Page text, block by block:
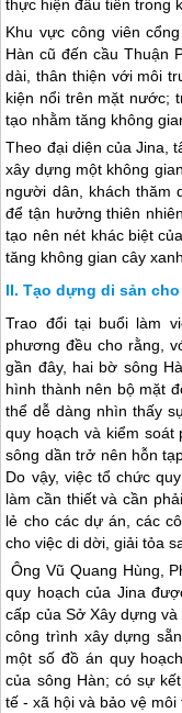
thực hiện đầu tiên trong
Khu vực công viên
Hàn cũ đến cầu Thuận
dài, thân thiện với môi
kiện nổi trên mặt nước;
tạo nhằm tăng không
Theo đại diện của Jina,
xây dựng một không
người dân, khách thăm
để tận hưởng thiên
tạo nên nét khác biệt
tăng không gian cây
Tạo dựng di sản
Trao đổi tại buổi làm
phương đều cho rằng,
gần đây, hai bờ sông
hình thành nên bộ mặt
thể dễ dàng nhìn thấy
quy hoạch và kiểm
sông dần trở nên hỗn
Do vậy, việc tổ chức
làm cần thiết và cần
lẻ cho các dự án, các
cho việc di dời, giải tỏa
Ông Vũ Quang Hùng,
quy hoạch của Jina
cấp của Sở Xây dựng
công trình xây dựng
một số đồ án quy
của sông Hàn; có sự
tế - xã hội và bảo vệ môi